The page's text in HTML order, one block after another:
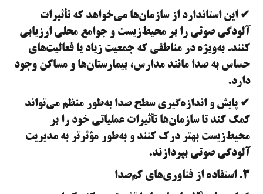
✔ این استاندارد از سازمان‌ها می‌خواهد که تأثیرات
آلودگی صوتی را بر محیط‌زیست و جوامع محلی ارزیابی
کنند. به‌ویژه در مناطقی که جمعیت زیاد یا فعالیت‌های
حساس به صدا مانند مدارس، بیمارستان‌ها و مساکن وجود
دارد.
✔ پایش و اندازه‌گیری سطح صدا به‌طور منظم می‌تواند
کمک کند تا سازمان‌ها تأثیرات عملیاتی خود را بر
محیط‌زیست بهتر درک کنند و به‌طور مؤثرتر به مدیریت
آلودگی صوتی بپردازند.
۳. استفاده از فناوری‌های کم‌صدا